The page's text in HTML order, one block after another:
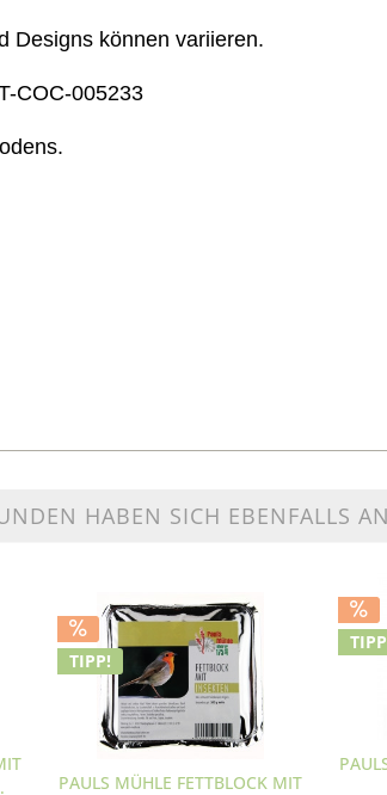
Designs können variieren.
COC-005233
HABEN SICH EBENFALLS
TIPP!
PAULS MÜHLE FETTBLOCK MIT